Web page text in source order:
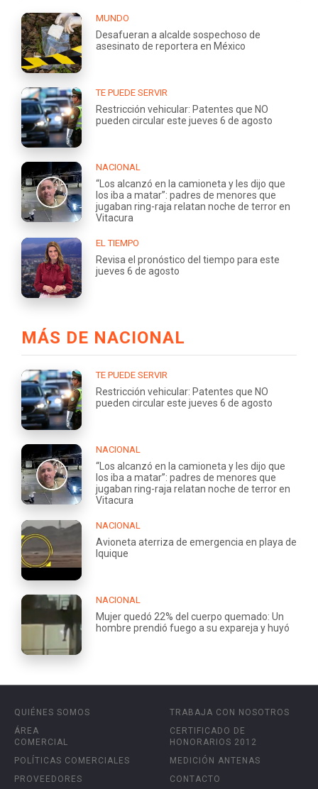
MUNDO
Desafueran a alcalde sospechoso de
asesinato de reportera en México
TE PUEDE SERVIR
Restricción vehicular: Patentes que NO
pueden circular este jueves 6 de agosto
NACIONAL
“Los alcanzó en la camioneta y les dijo que
los iba a matar”: padres de menores que
jugaban ring-raja relatan noche de terror en
Vitacura
EL TIEMPO
Revisa el pronóstico del tiempo para este
jueves 6 de agosto
MÁS DE NACIONAL
TE PUEDE SERVIR
Restricción vehicular: Patentes que NO
pueden circular este jueves 6 de agosto
NACIONAL
“Los alcanzó en la camioneta y les dijo que
los iba a matar”: padres de menores que
jugaban ring-raja relatan noche de terror en
Vitacura
NACIONAL
Avioneta aterriza de emergencia en playa de
Iquique
NACIONAL
Mujer quedó 22% del cuerpo quemado: Un
hombre prendió fuego a su expareja y huyó
QUIÉNES SOMOS
ÁREA
COMERCIAL
POLÍTICAS COMERCIALES
PROVEEDORES
TRABAJA CON NOSOTROS
CERTIFICADO DE
HONORARIOS 2012
MEDICIÓN ANTENAS
CONTACTO